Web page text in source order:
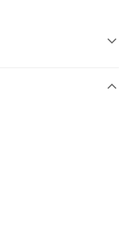
支付方式。 讓您購物簡單
。
。